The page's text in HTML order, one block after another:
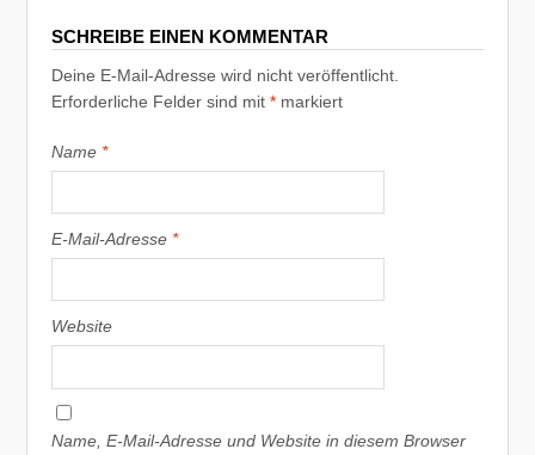
SCHREIBE EINEN KOMMENTAR
Deine E-Mail-Adresse wird nicht veröffentlicht.
Erforderliche Felder sind mit* markiert
Name *
E-Mail-Adresse *
Website
Name, E-Mail-Adresse und Website in diesem Browser